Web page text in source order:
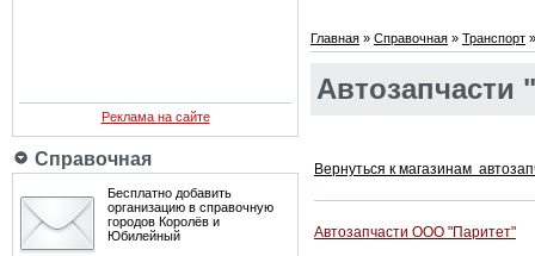
Реклама на сайте
Справочная
Бесплатно добавить
организацию в справочную
городов Королёв и
Юбилейный
Главная » Справочная » Транспорт
Автозапчасти
Вернуться к магазинам
Автозапчасти ООО "Паритет"